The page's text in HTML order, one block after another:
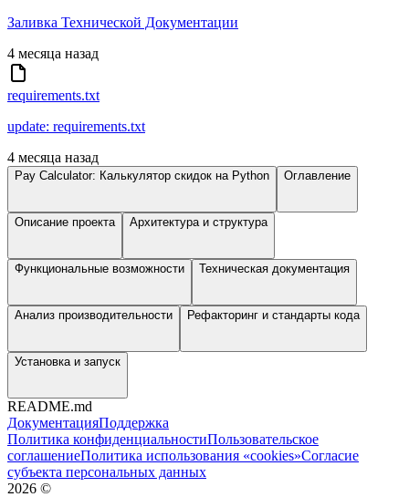
Заливка Технической Документации
4 месяца назад
requirements.txt
update: requirements.txt
4 месяца назад
Pay Calculator: Калькулятор скидок на Python Оглавление
Описание проекта Архитектура и структура
Функциональные возможности Техническая документация
Анализ производительности Рефакторинг и стандарты кода
Установка и запуск
README.md
ДокументацияПоддержка
Политика конфиденциальностиПользовательское
соглашениеПолитика использования «cookies»Согласие
субъекта персональных данных
2026 ©